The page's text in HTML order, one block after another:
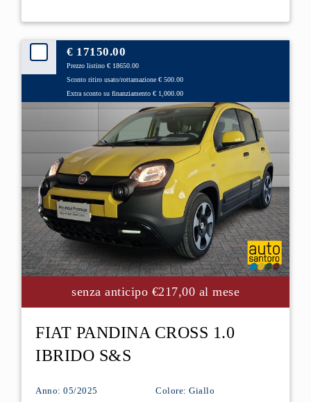
€ 17150.00
Prezzo listino € 18650.00
Sconto ritiro usato/rottamazione € 500.00
Extra sconto su finanziamento € 1,000.00
senza anticipo €217,00 al mese
FIAT PANDINA CROSS 1.0
IBRIDO S&S
Anno: 05/2025
Colore: Giallo